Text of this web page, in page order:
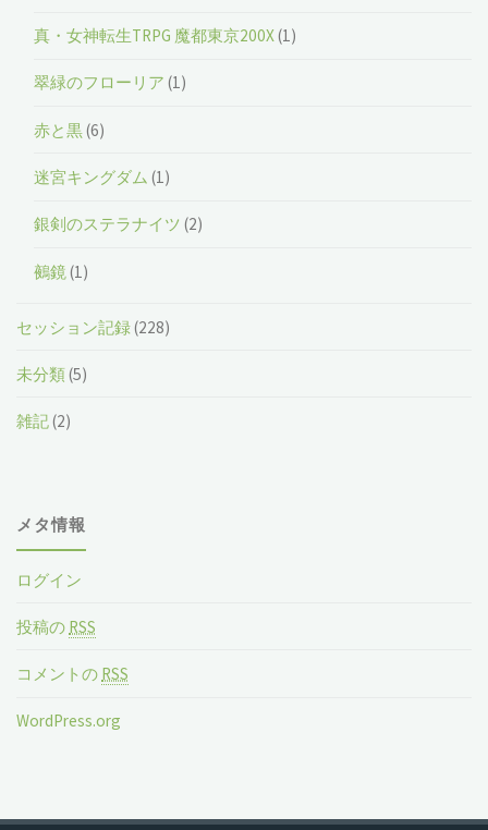
真・女神転生TRPG 魔都東京200X(1)
翠緑のフローリア (1)
赤と黒(6)
迷宮キングダム (1)
銀剣のステラナイツ (2)
鵺鏡(1)
セッション記録(228)
未分類(5)
雑記(2)
メタ情報
ログイン
投稿の RSS
コメントの RSS
WordPress.org